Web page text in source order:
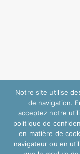
Notre site utilise
de navigation.
acceptez notre
politique de
en matière de
navigateur ou en